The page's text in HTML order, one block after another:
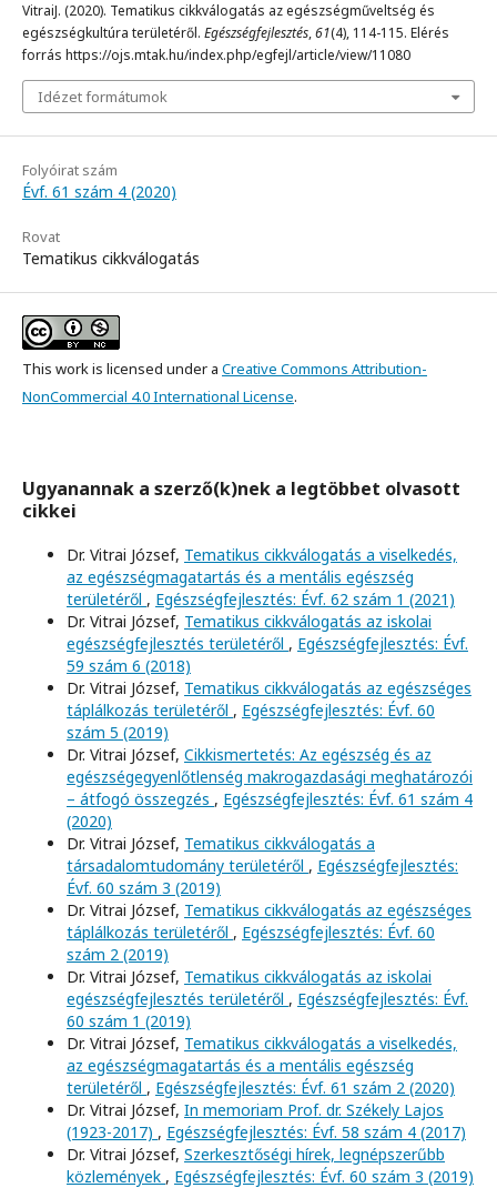
VitraiJ. (2020). Tematikus cikkválogatás az egészségműveltség és
egészségkultúra területéről. Egészségfejlesztés,61(4), 114-115. Elérés
forrás https://ojs.mtak.hu/index.php/egfejl/article/view/11080
Idézet formátumok
Folyóirat szám
Évf. 61 szám 4 (2020)
Rovat
Tematikus cikkválogatás
This work is licensed under a Creative Commons Attribution-
NonCommercial 4.0 International License.
Ugyanannak a szerző(k)nek a legtöbbet olvasott
cikkei
Dr. Vitrai József, Tematikus cikkválogatás a viselkedés,
az egészségmagatartás és a mentális egészség
területéről , Egészségfejlesztés: Évf. 62 szám 1 (2021)
Dr. Vitrai József, Tematikus cikkválogatás az iskolai
egészségfejlesztés területéről , Egészségfejlesztés: Évf.
59 szám 6 (2018)
Dr. Vitrai József, Tematikus cikkválogatás az egészséges
táplálkozás területéről , Egészségfejlesztés: Évf. 60
szám 5 (2019)
Dr. Vitrai József, Cikkismertetés: Az egészség és az
egészségegyenlőtlenség makrogazdasági meghatározói
– átfogó összegzés , Egészségfejlesztés: Évf. 61 szám 4
(2020)
Dr. Vitrai József, Tematikus cikkválogatás a
társadalomtudomány területéről , Egészségfejlesztés:
Évf. 60 szám 3 (2019)
Dr. Vitrai József, Tematikus cikkválogatás az egészséges
táplálkozás területéről , Egészségfejlesztés: Évf. 60
szám 2 (2019)
Dr. Vitrai József, Tematikus cikkválogatás az iskolai
egészségfejlesztés területéről , Egészségfejlesztés: Évf.
60 szám 1 (2019)
Dr. Vitrai József, Tematikus cikkválogatás a viselkedés,
az egészségmagatartás és a mentális egészség
területéről , Egészségfejlesztés: Évf. 61 szám 2 (2020)
Dr. Vitrai József, In memoriam Prof. dr. Székely Lajos
(1923-2017) , Egészségfejlesztés: Évf. 58 szám 4 (2017)
Dr. Vitrai József, Szerkesztőségi hírek, legnépszerűbb
közlemények , Egészségfejlesztés: Évf. 60 szám 3 (2019)